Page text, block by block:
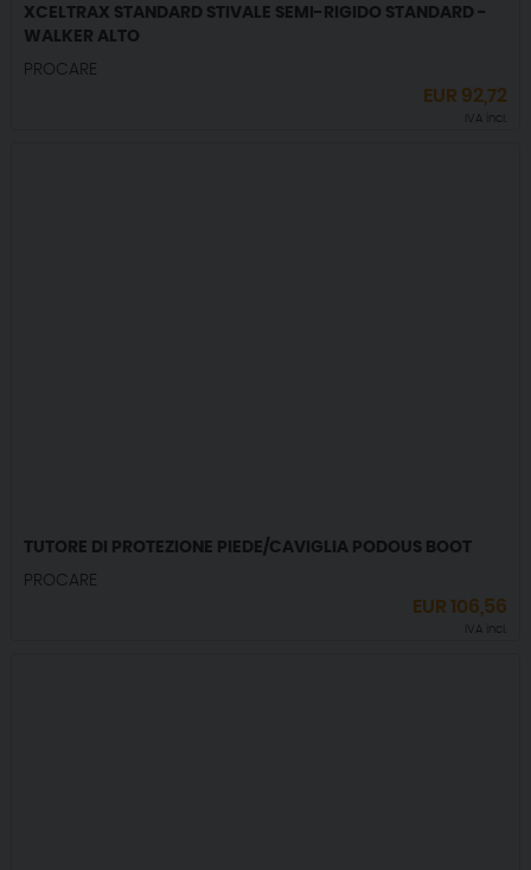
XCELTRAX STANDARD STIVALE SEMI-RIGIDO STANDARD -
WALKER ALTO
PROCARE
EUR 92,72
IVA incl.
TUTORE DI PROTEZIONE PIEDE/CAVIGLIA PODOUS BOOT
PROCARE
EUR106,56
IVA incl.